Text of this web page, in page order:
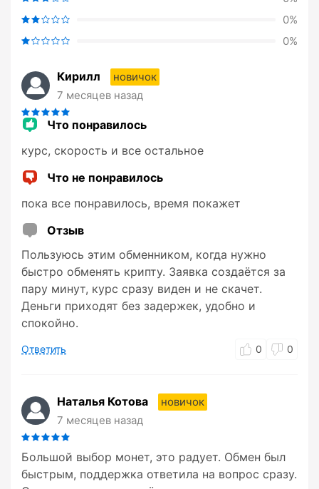
0%
0%
Кирилл
новичок
7 месяцев назад
Что понравилось
курс, скорость и все остальное
Что не понравилось
пока все понравилось, время покажет
Отзыв
Пользуюсь этим обменником, когда нужно
быстро обменять крипту. Заявка создаётся за
пару минут, курс сразу виден и не скачет.
Деньги приходят без задержек, удобно и
спокойно.
Ответить 0 0
Наталья Котова
новичок
7 месяцев назад
Большой выбор монет, это радует. Обмен был
быстрым, поддержка ответила на вопрос сразу.